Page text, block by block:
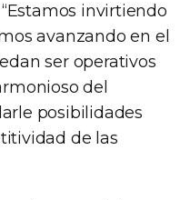
invirtiendo
avanzando en el
ser operativos
del
posibilidades
de las